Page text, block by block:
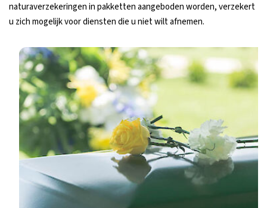
naturaverzekeringen in pakketten aangeboden worden, verzekert
u zich mogelijk voor diensten die u niet wilt afnemen.